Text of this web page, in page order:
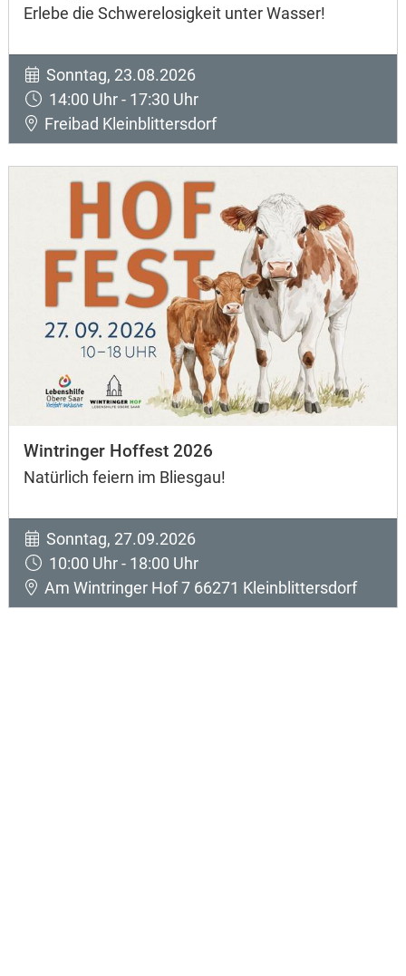
Erlebe die Schwerelosigkeit unter Wasser!
Sonntag, 23.08.2026
14:00 Uhr - 17:30 Uhr
Freibad Kleinblittersdorf
Wintringer Hoffest 2026
Natürlich feiern im Bliesgau!
Sonntag, 27.09.2026
10:00 Uhr - 18:00 Uhr
Am Wintringer Hof 7 66271 Kleinblittersdorf